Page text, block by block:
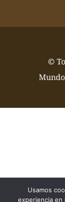
©
Usamos
experiencia